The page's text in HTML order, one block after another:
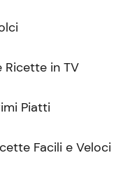
Ricette in TV
Piatti
Facili e Veloci